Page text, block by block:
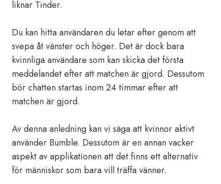
liknar Tinder.
Du kan hitta användaren du letar efter genom att
svepa åt vänster och höger. Det är dock bara
kvinnliga användare som kan skicka det första
meddelandet efter att matchen är gjord. Dessutom
bör chatten startas inom 24 timmar efter att
matchen är gjord.
Av denna anledning kan vi säga att kvinnor aktivt
använder Bumble. Dessutom är en annan vacker
aspekt av applikationen att det finns ett alternativ
för människor som bara vill träffa vänner.